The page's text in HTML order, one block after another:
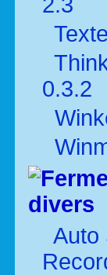
0.3.2
divers
Auto